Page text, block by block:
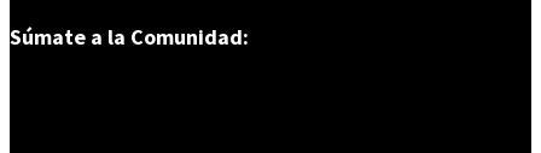
Súmate a la Comunidad: